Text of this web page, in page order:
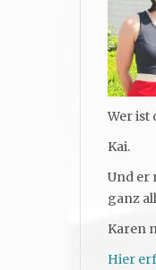
Wer ist
Kai.
Und er
ganz
Karen
Hier